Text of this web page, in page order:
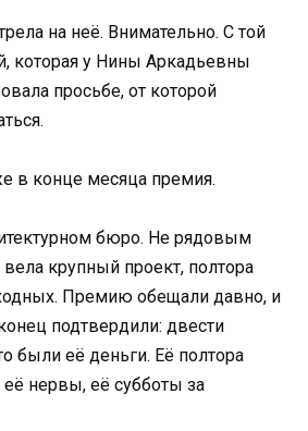
на неё. Внимательно. С той
которая у Нины Аркадьевны
просьбе, от которой
в конце месяца премия.
бюро. Не рядовым
крупный проект, полтора
Премию обещали давно, и
подтвердили: двести
были её деньги. Её полтора
нервы, её субботы за